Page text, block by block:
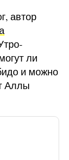
автор
ли
и можно
Аллы